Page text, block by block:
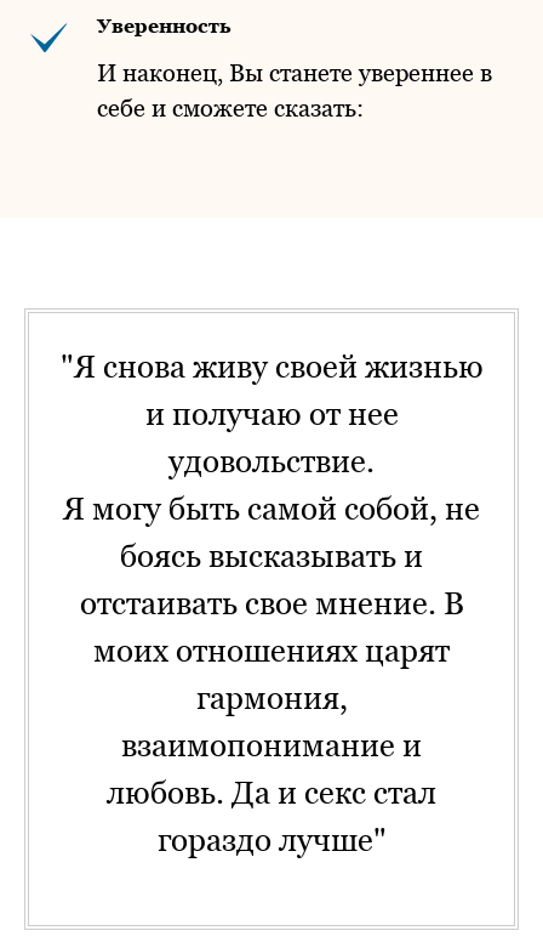
Уверенность
И наконец, Вы станете увереннее в
себе и сможете сказать:
"Я снова живу своей жизнью
и получаю от нее
удовольствие.
Я могу быть самой собой, не
боясь высказывать и
отстаивать свое мнение. В
моих отношениях царят
гармония,
взаимопонимание и
любовь. Да и секс стал
гораздо лучше"